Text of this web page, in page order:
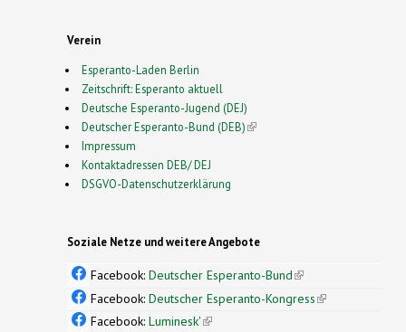
Verein
Esperanto-Laden Berlin
Zeitschrift: Esperanto aktuell
Deutsche Esperanto-Jugend (DEJ)
Deutscher Esperanto-Bund (DEB)(link is external)
Impressum
Kontaktadressen DEB/ DEJ
DSGVO-Datenschutzerklärung
Soziale Netze und weitere Angebote
Facebook: Deutscher Esperanto-Bund(link is
external)
Facebook: Deutscher Esperanto-Kongress(link is
Facebook: Luminesk'(link is external)